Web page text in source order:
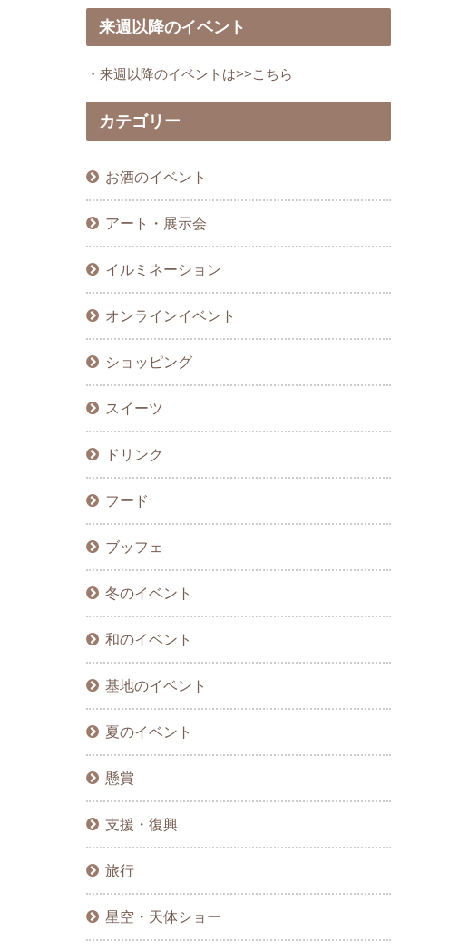
来週以降のイベント
・来週以降のイベントは>>こちら
カテゴリー
お酒のイベント
アート・展示会
イルミネーション
オンラインイベント
ショッピング
スイーツ
ドリンク
フード
ブッフェ
冬のイベント
和のイベント
基地のイベント
夏のイベント
懸賞
支援・復興
旅行
星空・天体ショー